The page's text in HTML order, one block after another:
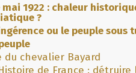
mai 1922 : chaleur
?
ou le peuple sous
du chevalier Bayard
de France : détruire